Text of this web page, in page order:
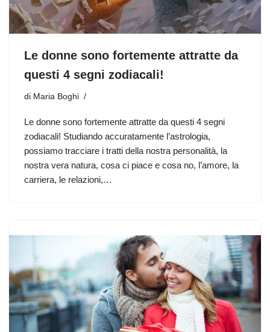
Le donne sono fortemente attratte da
questi 4 segni zodiacali!
di Maria Boghi
Le donne sono fortemente attratte da questi 4 segni
zodiacali! Studiando accuratamente l’astrologia,
possiamo tracciare i tratti della nostra personalità, la
nostra vera natura, cosa ci piace e cosa no, l’amore, la
carriera, le relazioni,…